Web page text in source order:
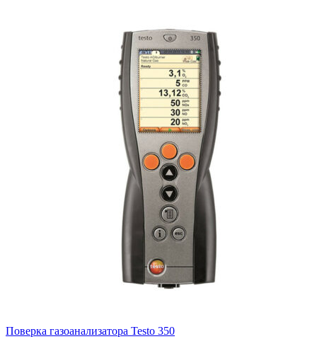
Поверка газоанализатора Testo 350